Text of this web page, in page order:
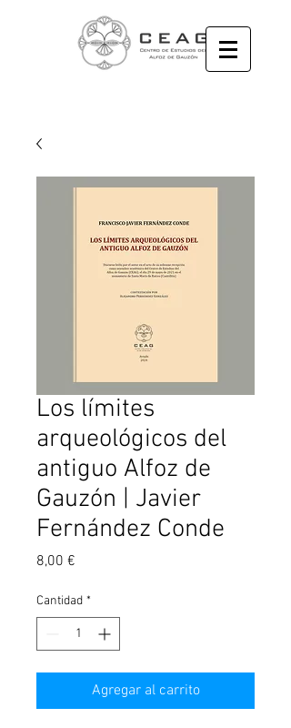
Los límites
arqueológicos del
antiguo Alfoz de
Gauzón | Javier
Fernández Conde
8,00 €
Cantidad *
Agregar al carrito